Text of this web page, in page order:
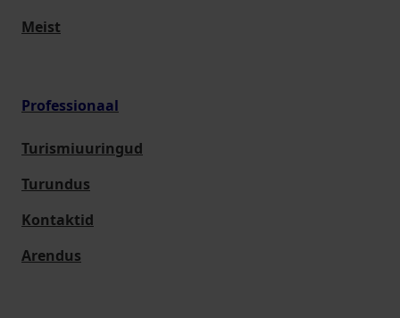
Meist
Professionaal
Turismiuuringud
Turundus
Kontaktid
Arendus